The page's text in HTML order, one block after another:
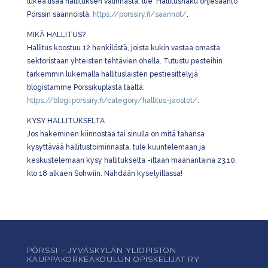
Pörssin säännöistä: https://porssiry.fi/saannot/.
MIKÄ HALLITUS?
Hallitus koostuu 12 henkilöstä, joista kukin vastaa omasta
sektoristaan yhteisten tehtävien ohella. Tutustu pesteihin
tarkemmin lukemalla hallituslaisten pestiesittelyjä
blogistamme Pörssikuplasta täältä:
https://blogi.porssiry.fi/category/hallitus-jaostot/.
KYSY HALLITUKSELTA
Jos hakeminen kiinnostaa tai sinulla on mitä tahansa
kysyttävää hallitustoiminnasta, tule kuuntelemaan ja
keskustelemaan kysy hallitukselta -iltaan maanantaina 23.10.
klo 18 alkaen Sohwiin. Nähdään kyselyillassa!
PÖRSSI – JYVÄSKYLÄN YLIOPISTON
KAUPPAKORKEAKOULUN OPISKELIJAT RY